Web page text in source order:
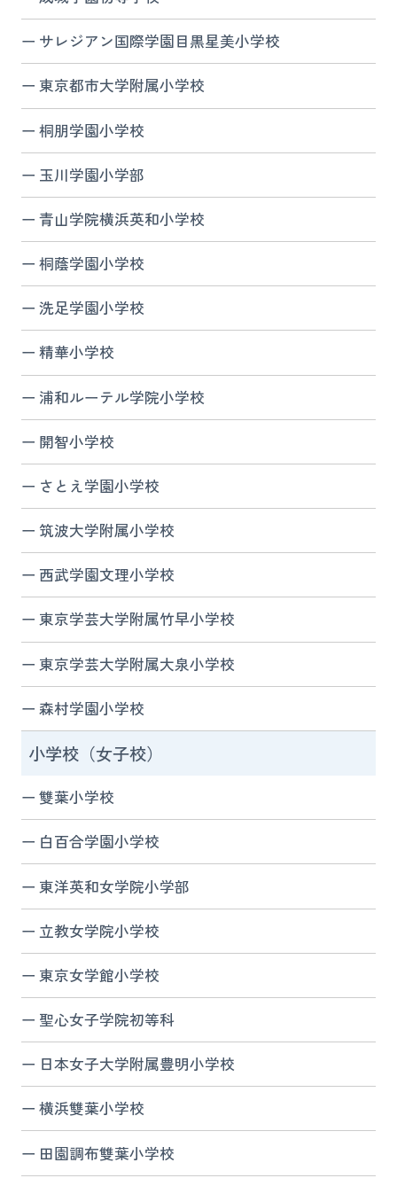
サレジアン国際学園目黒星美小学校
東京都市大学附属小学校
桐朋学園小学校
玉川学園小学部
青山学院横浜英和小学校
桐蔭学園小学校
洗足学園小学校
精華小学校
浦和ルーテル学院小学校
開智小学校
さとえ学園小学校
筑波大学附属小学校
西武学園文理小学校
東京学芸大学附属竹早小学校
東京学芸大学附属大泉小学校
森村学園小学校
小学校（女子校）
雙葉小学校
白百合学園小学校
東洋英和女学院小学部
立教女学院小学校
東京女学館小学校
聖心女子学院初等科
日本女子大学附属豊明小学校
横浜雙葉小学校
田園調布雙葉小学校